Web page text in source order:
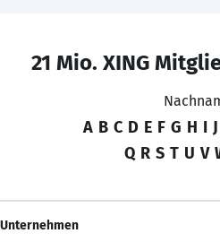
21 Mio. XING
A B C D E F G H I J
Q R S T U V
Unternehmen